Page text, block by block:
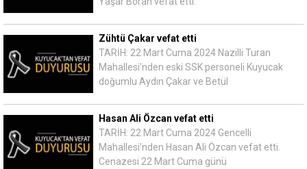
Zühtü Çakar vefat etti
TARİH: 22 Mart Cuma 2024 Nazilli Turan
Mahallesi'nden eski SSK personeli Kuyucak
doğumlu Aydın Çakar ve Betül
Hasan Ali Özcan vefat etti
TARİH: 22 Mart Cuma 2024 Gencelli
Mahallesi'nden Hasan Ali Özcan vefat etti.
Cenazesi 22 Mart Cuma günü